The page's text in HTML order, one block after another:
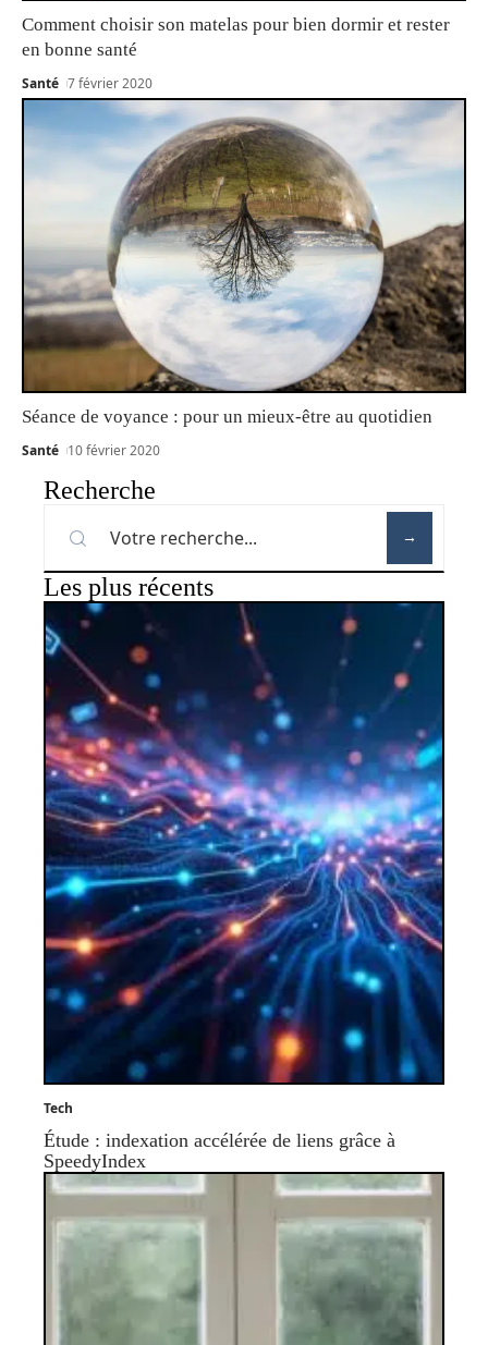
Comment choisir son matelas pour bien dormir et rester
en bonne santé
Santé 7 février 2020
Séance de voyance : pour un mieux-être au quotidien
Santé 10 février 2020
Recherche
Les plus récents
Tech
Étude : indexation accélérée de liens grâce à
SpeedyIndex